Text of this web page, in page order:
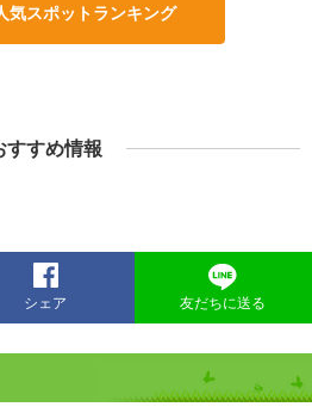
気スポットランキング
すすめ情報
シェア 友だちに送る